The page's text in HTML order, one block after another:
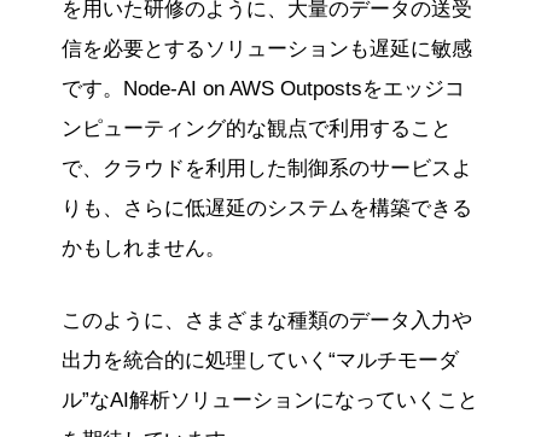
を用いた研修のように、大量のデータの送受
信を必要とするソリューションも遅延に敏感
です。Node-AI on AWS Outpostsをエッジコ
ンピューティング的な観点で利用すること
で、クラウドを利用した制御系のサービスよ
りも、さらに低遅延のシステムを構築できる
かもしれません。
このように、さまざまな種類のデータ入力や
出力を統合的に処理していく“マルチモーダ
ル”なAI解析ソリューションになっていくこと